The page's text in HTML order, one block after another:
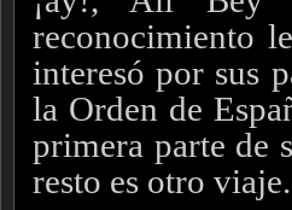
reconocimiento
interesó por sus
la Orden de
primera parte de
resto es otro